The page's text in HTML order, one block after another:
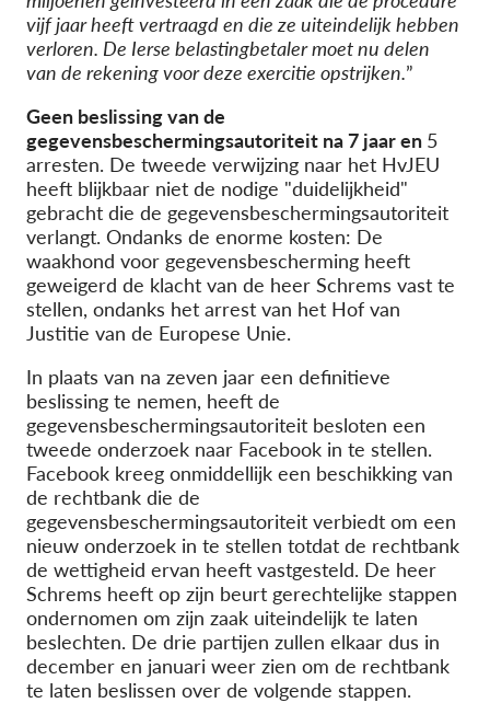
vijf jaar heeft vertraagd en die ze uiteindelijk hebben
verloren. De Ierse belastingbetaler moet nu delen
van de rekening voor deze exercitie opstrijken.”
Geen beslissing van de
gegevensbeschermingsautoriteit na7 jaar en 5
arresten. De tweede verwijzing naar het HvJEU
heeft blijkbaar niet de nodige "duidelijkheid"
gebracht die de gegevensbeschermingsautoriteit
verlangt. Ondanks de enorme kosten: De
waakhond voor gegevensbescherming heeft
geweigerd de klacht van de heer Schrems vast te
stellen, ondanks het arrest van het Hof van
Justitie van de Europese Unie.
In plaats van na zeven jaar een definitieve
beslissing te nemen, heeft de
gegevensbeschermingsautoriteit besloten een
tweede onderzoek naar Facebook in te stellen.
Facebook kreeg onmiddellijk een beschikking van
de rechtbank die de
gegevensbeschermingsautoriteit verbiedt om een
nieuw onderzoek in te stellen totdat de rechtbank
de wettigheid ervan heeft vastgesteld. De heer
Schrems heeft op zijn beurt gerechtelijke stappen
ondernomen om zijn zaak uiteindelijk te laten
beslechten. De drie partijen zullen elkaar dus in
december en januari weer zien om de rechtbank
te laten beslissen over de volgende stappen.